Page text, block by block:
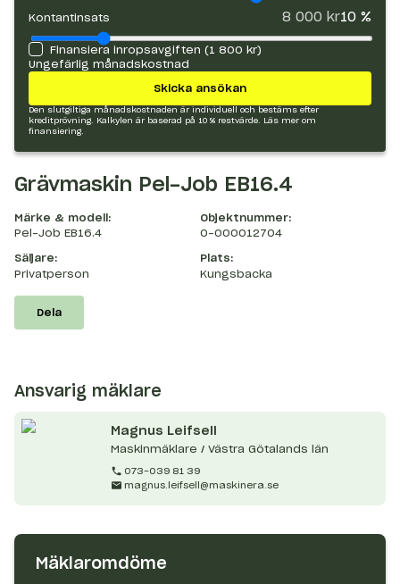
Kontantinsats 8 000 kr10 %
Finansiera inropsavgiften (1 800 kr)
Ungefärlig månadskostnad
Skicka ansökan
Den slutgiltiga månadskostnaden är individuell och bestäms efter
kreditprövning. Kalkylen är baserad på 10 % restvärde.
Läs mer om
finansiering.
Grävmaskin Pel-Job EB16.4
Märke & modell:
Pel-Job EB16.4
Objektnummer:
O-000012704
Säljare:
Privatperson
Plats:
Kungsbacka
Dela
Ansvarig mäklare
Magnus Leifsell
Maskinmäklare / Västra Götalands län
073-039 81 39
magnus.leifsell@maskinera.se
Mäklaromdöme